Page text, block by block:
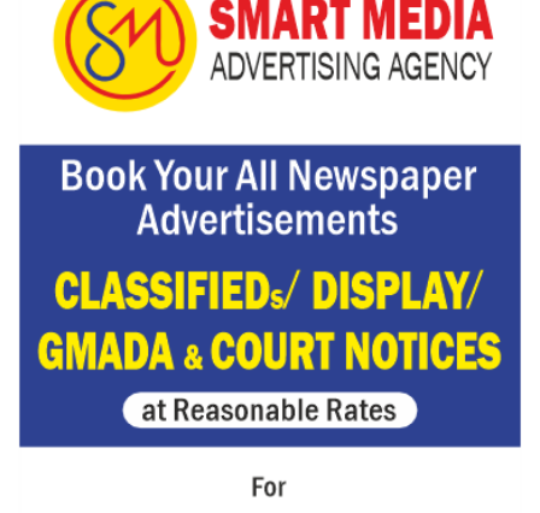
ਸ੍ਰੀਲੰਕਾ ਟੈਸਟ ਸੀਰੀਜ਼: ਸਰਫ਼ਰਾਜ਼ ਖਾਨ ਹੋ ਸਕਦੇ ਹਨ ਸਾਈ ਸੁਦਰਸ਼ਨ ਦੇ ਬਦਲ